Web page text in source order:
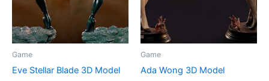
Game
Eve Stellar Blade 3D Model
Game
Ada Wong 3D Model